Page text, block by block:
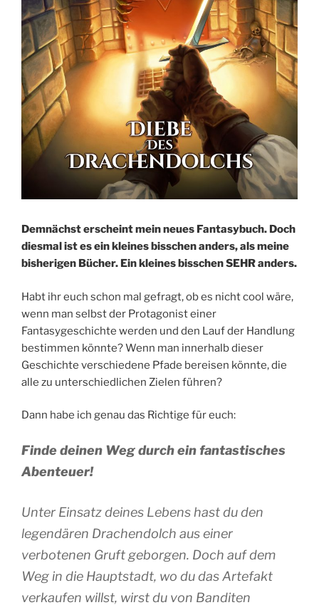
Demnächst erscheint mein neues Fantasybuch. Doch
diesmal ist es ein kleines bisschen anders, als meine
bisherigen Bücher. Ein kleines bisschen SEHR anders.
Habt ihr euch schon mal gefragt, ob es nicht cool wäre,
wenn man selbst der Protagonist einer
Fantasygeschichte werden und den Lauf der Handlung
bestimmen könnte? Wenn man innerhalb dieser
Geschichte verschiedene Pfade bereisen könnte, die
alle zu unterschiedlichen Zielen führen?
Dann habe ich genau das Richtige für euch:
Finde deinen Weg durch ein fantastisches
Abenteuer!
Unter Einsatz deines Lebens hast du den
legendären Drachendolch aus einer
verbotenen Gruft geborgen. Doch auf dem
Weg in die Hauptstadt, wo du das Artefakt
verkaufen willst, wirst du von Banditen